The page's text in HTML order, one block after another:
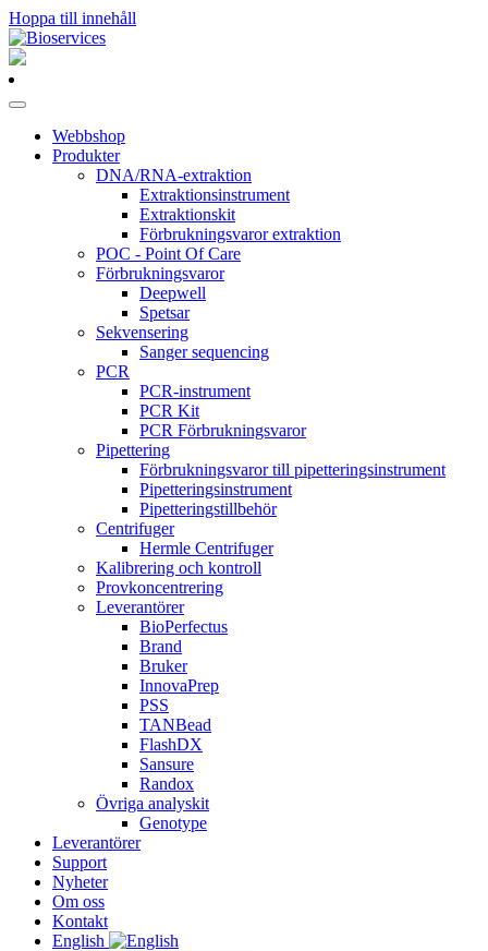
Hoppa till innehåll
Huvudnavigering
Webbshop
Produkter
DNA/RNA-extraktion
Extraktionsinstrument
Extraktionskit
Förbrukningsvaror extraktion
POC - Point Of Care
Förbrukningsvaror
Deepwell
Spetsar
Sekvensering
Sanger sequencing
PCR
PCR-instrument
PCR Kit
PCR Förbrukningsvaror
Pipettering
Förbrukningsvaror till pipetteringsinstrument
Pipetteringsinstrument
Pipetteringstillbehör
Centrifuger
Hermle Centrifuger
Kalibrering och kontroll
Provkoncentrering
Leverantörer
BioPerfectus
Brand
Bruker
InnovaPrep
PSS
TANBead
FlashDX
Sansure
Randox
Övriga analyskit
Genotype
Leverantörer
Support
Nyheter
Om oss
Kontakt
English